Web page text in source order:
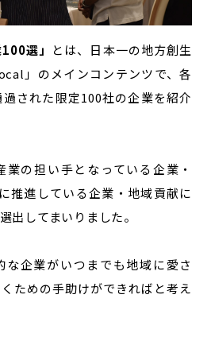
選」
とは、日本一の地方創生
」のメインコンテンツで、各
された限定100社の企業を紹介
の担い手となっている企業・
推進している企業・地域貢献に
出してまいりました。
な企業がいつまでも地域に愛さ
ための手助けができればと考え